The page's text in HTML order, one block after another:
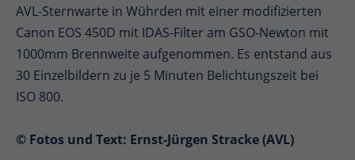
AVL-Sternwarte in Wührden mit einer modifizierten
Canon EOS 450D mit IDAS-Filter am GSO-Newton mit
1000mm Brennweite aufgenommen. Es entstand aus
30 Einzelbildern zu je 5 Minuten Belichtungszeit bei
ISO 800.
© Fotos und Text: Ernst-Jürgen Stracke (AVL)